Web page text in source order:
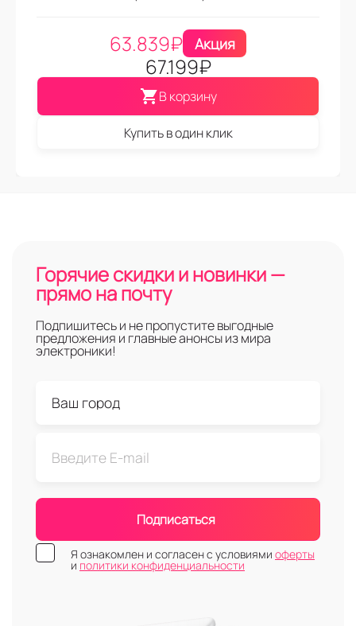
63.839₽ Акция
67.199₽
В корзину
Купить в один клик
Горячие скидки и новинки —
прямо на почту
Подпишитесь и не пропустите выгодные
предложения и главные анонсы из мира
электроники!
Подписаться
Я ознакомлен и согласен с условиями оферты
и политики конфиденциальности